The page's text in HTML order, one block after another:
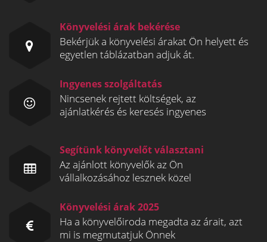
Könyvelési árak bekérése
Bekérjük a könyvelési árakat Ön helyett és
egyetlen táblázatban adjuk át.
Ingyenes szolgáltatás
Nincsenek rejtett költségek, az
ajánlatkérés és keresés ingyenes
Segítünk könyvelőt választani
Az ajánlott könyvelők az Ön
vállalkozásához lesznek közel
Könyvelési árak 2025
Ha a könyvelőiroda megadta az árait, azt
mi is megmutatjuk Önnek